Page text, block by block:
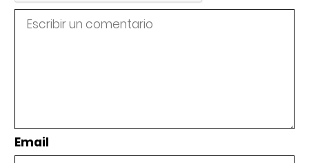
Email